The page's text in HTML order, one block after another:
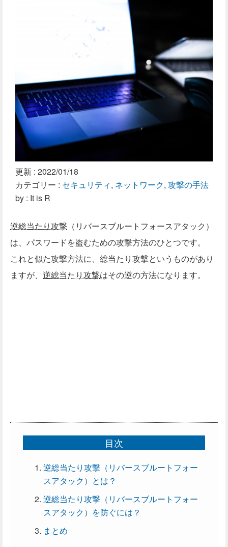
更新 : 2022/01/18
カテゴリー : セキュリティ, ネットワーク, 攻撃の手法
by : It is R
逆総当たり攻撃 （リバースブルートフォースアタック）
は、パスワードを盗むための攻撃方法のひとつです。
これと似た攻撃方法に、総当たり攻撃というものがあり
ますが、 逆総当たり攻撃はその逆の方法になります。
目次
逆総当たり攻撃（リバースブルートフォー
スアタック）とは？
逆総当たり攻撃（リバースブルートフォー
スアタック）を防ぐには？
まとめ